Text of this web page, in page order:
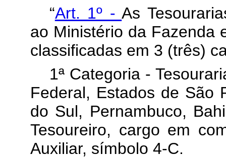
“Art. 1º -As
ao Ministério da Fazenda
classificadas em 3 (três)
1ª Categoria -
Federal, Estados de São
do Sul, Pernambuco,
Tesoureiro, cargo em
Auxiliar, símbolo 4-C.